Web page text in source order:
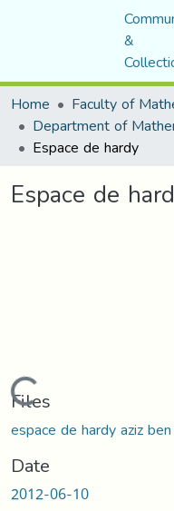
&
Home
Department of
Espace de hardy
Espace de
Loading...
Files
espace de hardy aziz
Date
2012-06-10